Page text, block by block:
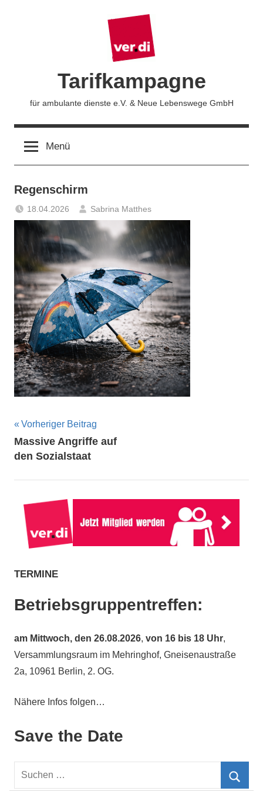
Tarifkampagne
für ambulante dienste e.V. & Neue Lebenswege GmbH
Menü
Regenschirm
18.04.2026 Sabrina Matthes
Beitragsnavigation
Vorheriger Beitrag
Massive Angriffe auf
den Sozialstaat
TERMINE
Betriebsgruppentreffen:
am Mittwoch, den 26.08.2026, von 16 bis 18 Uhr,
Versammlungsraum im Mehringhof, Gneisenaustraße
2a, 10961 Berlin, 2. OG.
Nähere Infos folgen…
Save the Date
Suchen